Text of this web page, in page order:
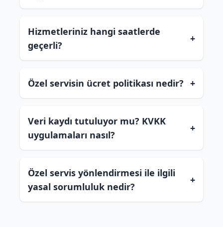
Hizmetleriniz hangi saatlerde
geçerli?
+
Özel servisin ücret politikası nedir? +
Veri kaydı tutuluyor mu? KVKK
uygulamaları nasıl?
+
Özel servis yönlendirmesi ile ilgili
yasal sorumluluk nedir?
+